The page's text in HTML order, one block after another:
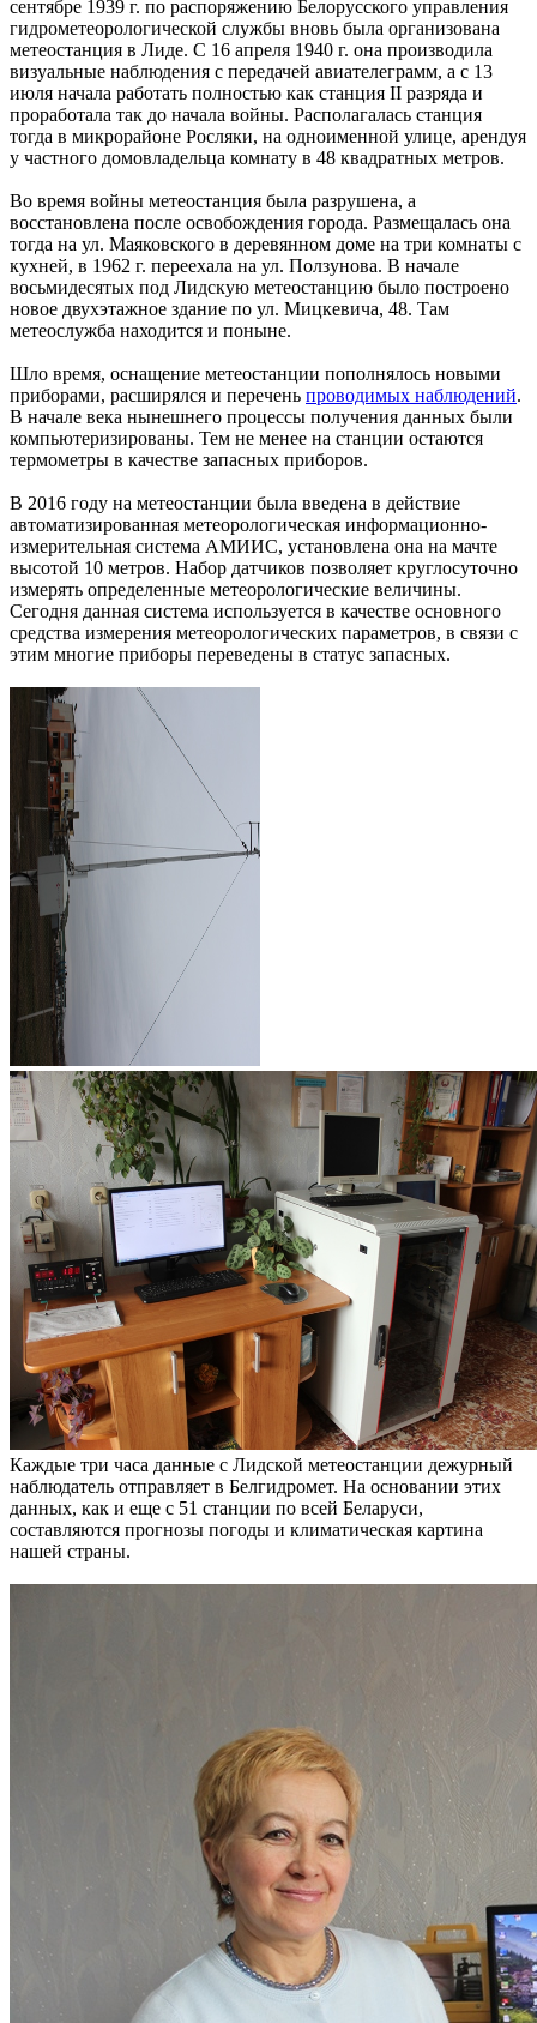
сентябре 1939 г. по распоряжению Белорусского управления
гидрометеорологической службы вновь была организована
метеостанция в Лиде. С 16 апреля 1940 г. она производила
визуальные наблюдения с передачей авиателеграмм, а с 13
июля начала работать полностью как станция II разряда и
проработала так до начала войны. Располагалась станция
тогда в микрорайоне Росляки, на одноименной улице, арендуя
у частного домовладельца комнату в 48 квадратных метров.
Во время войны метеостанция была разрушена, а
восстановлена после освобождения города. Размещалась она
тогда на ул. Маяковского в деревянном доме на три комнаты с
кухней, в 1962 г. переехала на ул. Ползунова. В начале
восьмидесятых под Лидскую метеостанцию было построено
новое двухэтажное здание по ул. Мицкевича, 48. Там
метеослужба находится и поныне.
Шло время, оснащение метеостанции пополнялось новыми
приборами, расширялся и перечень проводимых наблюдений.
В начале века нынешнего процессы получения данных были
компьютеризированы. Тем не менее на станции остаются
термометры в качестве запасных приборов.
В 2016 году на метеостанции была введена в действие
автоматизированная метеорологическая информационно-
измерительная система АМИИС, установлена она на мачте
высотой 10 метров. Набор датчиков позволяет круглосуточно
измерять определенные метеорологические величины.
Сегодня данная система используется в качестве основного
средства измерения метеорологических параметров, в связи с
этим многие приборы переведены в статус запасных.
Каждые три часа данные с Лидской метеостанции дежурный
наблюдатель отправляет в Белгидромет. На основании этих
данных, как и еще с 51 станции по всей Беларуси,
составляются прогнозы погоды и климатическая картина
нашей страны.